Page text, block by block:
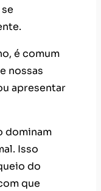
é comum
nossas
apresentar
dominam
Isso
do
que